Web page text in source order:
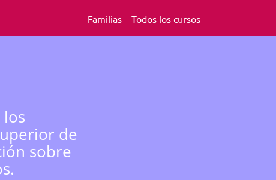
Familias Todos los cursos
de
sobre